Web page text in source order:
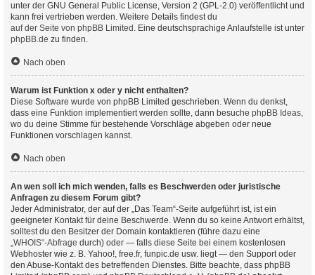
unter der GNU General Public License, Version 2 (GPL-2.0) veröffentlicht und
kann frei vertrieben werden. Weitere Details findest du
auf der Seite von phpBB Limited . Eine deutschsprachige Anlaufstelle ist unter
phpBB.de zu finden.
Nach oben
Warum ist Funktion x oder y nicht enthalten?
Diese Software wurde von phpBB Limited geschrieben. Wenn du denkst,
dass eine Funktion implementiert werden sollte, dann besuche phpBB Ideas,
wo du deine Stimme für bestehende Vorschläge abgeben oder neue
Funktionen vorschlagen kannst.
Nach oben
An wen soll ich mich wenden, falls es Beschwerden oder juristische
Anfragen zu diesem Forum gibt?
Jeder Administrator, der auf der „Das Team“-Seite aufgeführt ist, ist ein
geeigneter Kontakt für deine Beschwerde. Wenn du so keine Antwort erhältst,
solltest du den Besitzer der Domain kontaktieren (führe dazu eine
„WHOIS“-Abfrage durch) oder — falls diese Seite bei einem kostenlosen
Webhoster wie z. B. Yahoo!, free.fr, funpic.de usw. liegt — den Support oder
den Abuse-Kontakt des betreffenden Dienstes. Bitte beachte, dass phpBB